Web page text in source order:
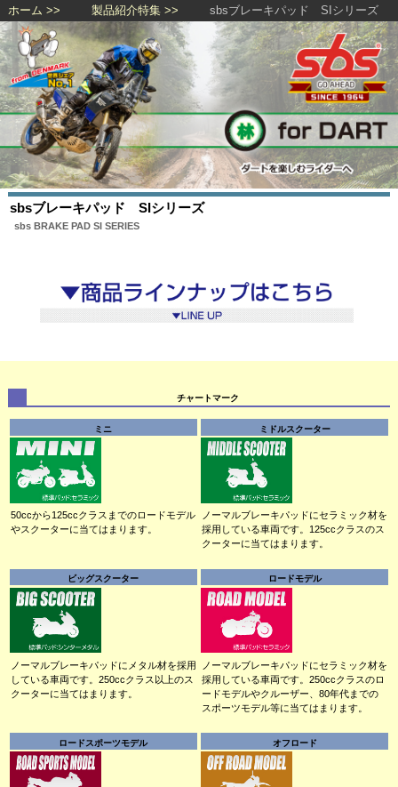
ホーム 製品紹介特集 sbsブレーキパッド SIシリーズ
sbsブレーキパッド SIシリーズ
sbs BRAKE PAD SI SERIES
チャートマーク
ミニ
50ccから125ccクラスまでのロードモデル
やスクーターに当てはまります。
ミドルスクーター
ノーマルブレーキパッドにセラミック材を
採用している車両です。125ccクラスのス
クーターに当てはまります。
ビッグスクーター
ノーマルブレーキパッドにメタル材を採用
している車両です。250ccクラス以上のス
クーターに当てはまります。
ロードモデル
ノーマルブレーキパッドにセラミック材を
採用している車両です。250ccクラスのロ
ードモデルやクルーザー、80年代までの
スポーツモデル等に当てはまります。
ロードスポーツモデル オフロード